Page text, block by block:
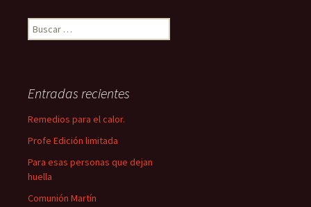
Buscar:
Entradas recientes
Remedios para el calor.
Profe Edición limitada
Para esas personas que dejan
huella
Comunión Martín